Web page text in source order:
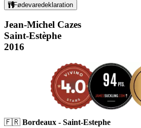
Fødevaredeklaration
Jean-Michel Cazes
Saint-Estèphe
2016
🇫🇷 Bordeaux - Saint-Estephe